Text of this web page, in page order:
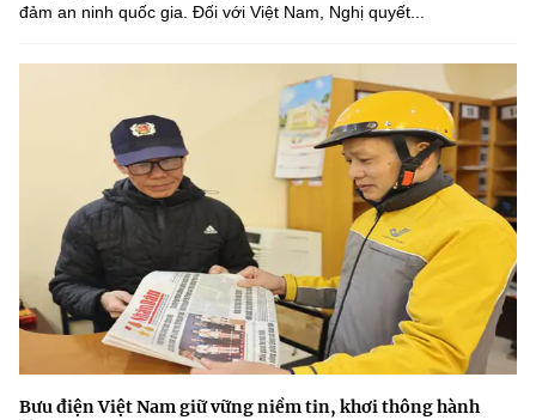
đảm an ninh quốc gia. Đối với Việt Nam, Nghị quyết...
Bưu điện Việt Nam giữ vững niềm tin, khơi thông hành